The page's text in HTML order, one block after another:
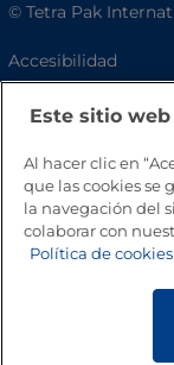
© Tetra Pak
Accesibilidad
Preguntas
Este sitio
Al hacer clic en
que las cookies se
la navegación del
colaborar con
Política de cookies